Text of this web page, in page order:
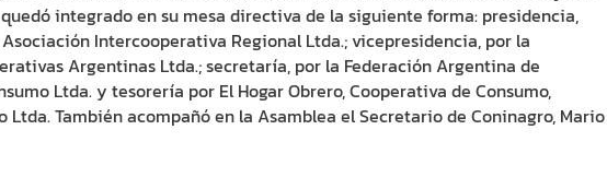
integrado en su mesa directiva de la siguiente forma: presidencia,
Intercooperativa Regional Ltda.; vicepresidencia, por la
Argentinas Ltda.; secretaría, por la Federación Argentina de
Ltda. y tesorería por El Hogar Obrero, Cooperativa de Consumo,
Ltda. También acompañó en la Asamblea el Secretario de Coninagro, Mario